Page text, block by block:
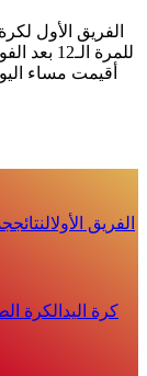
الفريق الأول
للمرة
أقيمت مساء
الفريق الأولالنتائج
كرة اليد الكرة